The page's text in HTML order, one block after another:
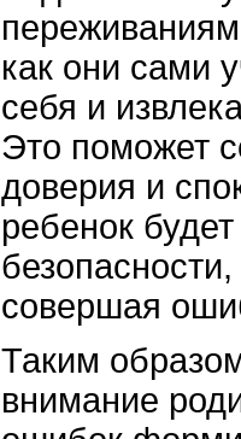
как они сами
себя и
Это поможет
доверия и
ребенок
совершая
Таким
внимание